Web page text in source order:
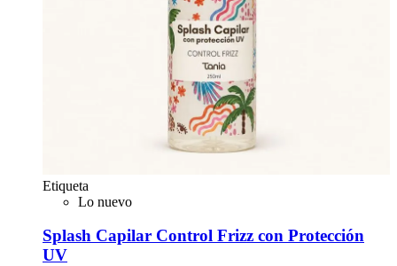
Etiqueta
Lo nuevo
Splash Capilar Control Frizz con Protección
UV